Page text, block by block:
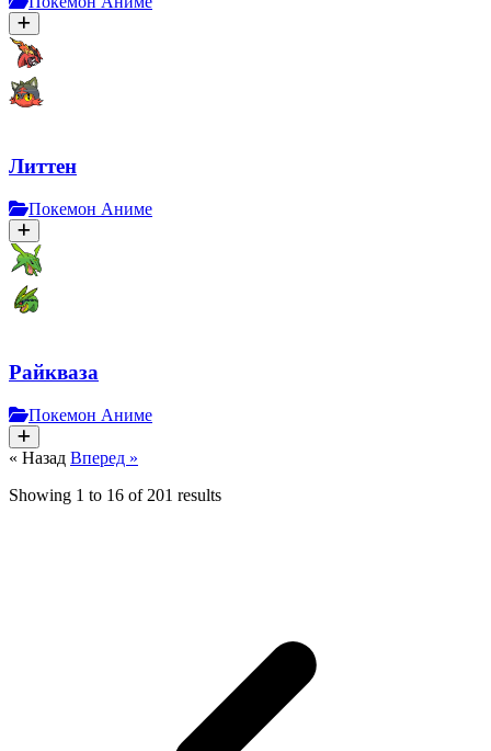
Литтен
Покемон Аниме
Райкваза
Покемон Аниме
« Назад Вперед »
Showing 1 to 16 of 201 results